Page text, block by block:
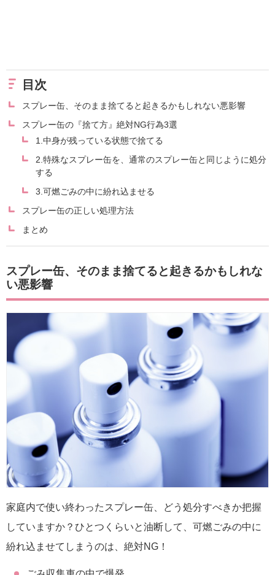
目次
スプレー缶、そのまま捨てると起きるかもしれない悪影響
スプレー缶の『捨て方』絶対NG行為3選
1.中身が残っている状態で捨てる
2.特殊なスプレー缶を、通常のスプレー缶と同じように処分
する
3.可燃ごみの中に紛れ込ませる
スプレー缶の正しい処理方法
まとめ
スプレー缶、そのまま捨てると起きるかもしれな
い悪影響
家庭内で使い終わったスプレー缶、どう処分すべきか把握
していますか？ひとつくらいと油断して、可燃ごみの中に
紛れ込ませてしまうのは、絶対NG！